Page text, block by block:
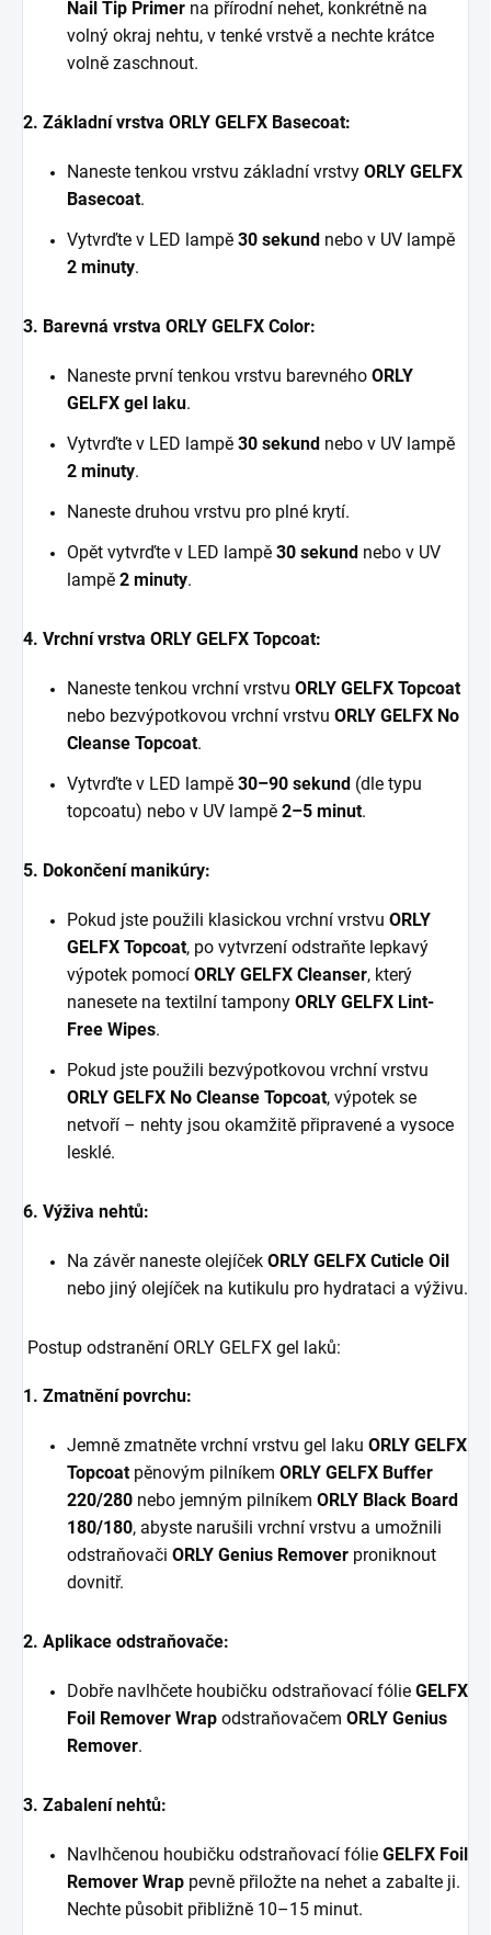
Nail Tip Primer na přírodní nehet, konkrétně na
volný okraj nehtu, v tenké vrstvě a nechte krátce
volně zaschnout.
2. Základní vrstva ORLY GELFX Basecoat:
Naneste tenkou vrstvu základní vrstvy ORLY GELFX
Basecoat.
Vytvrďte v LED lampě 30 sekund nebo v UV lampě
2 minuty.
3. Barevná vrstva ORLY GELFX Color:
Naneste první tenkou vrstvu barevného ORLY
GELFX gel laku.
Vytvrďte v LED lampě 30 sekund nebo v UV lampě
2 minuty.
Naneste druhou vrstvu pro plné krytí.
Opět vytvrďte v LED lampě 30 sekund nebo v UV
lampě 2 minuty.
4. Vrchní vrstva ORLY GELFX Topcoat:
Naneste tenkou vrchní vrstvu ORLY GELFX Topcoat
nebo bezvýpotkovou vrchní vrstvu ORLY GELFX No
Cleanse Topcoat.
Vytvrďte v LED lampě 30–90 sekund (dle typu
topcoatu) nebo v UV lampě 2–5 minut.
5. Dokončení manikúry:
Pokud jste použili klasickou vrchní vrstvu ORLY
GELFX Topcoat, po vytvrzení odstraňte lepkavý
výpotek pomocí ORLY GELFX Cleanser, který
nanesete na textilní tampony ORLY GELFX Lint-
Free Wipes.
Pokud jste použili bezvýpotkovou vrchní vrstvu
ORLY GELFX No Cleanse Topcoat, výpotek se
netvoří – nehty jsou okamžitě připravené a vysoce
lesklé.
6. Výživa nehtů:
Na závěr naneste olejíček ORLY GELFX Cuticle Oil
nebo jiný olejíček na kutikulu pro hydrataci a výživu.
Postup odstranění ORLY GELFX gel laků:
1. Zmatnění povrchu:
Jemně zmatněte vrchní vrstvu gel laku ORLY GELFX
Topcoatpěnovým pilníkem ORLY GELFX Buffer
220/280 nebo jemným pilníkem ORLY Black Board
180/180, abyste narušili vrchní vrstvu a umožnili
odstraňovači ORLY Genius Remover proniknout
dovnitř.
2. Aplikace odstraňovače:
Dobře navlhčete houbičku odstraňovací fólie GELFX
Foil Remover Wrap odstraňovačem ORLY Genius
Remover.
3. Zabalení nehtů:
Navlhčenou houbičku odstraňovací fólie GELFX Foil
Remover Wrap pevně přiložte na nehet a zabalte ji.
Nechte působit přibližně 10–15 minut.